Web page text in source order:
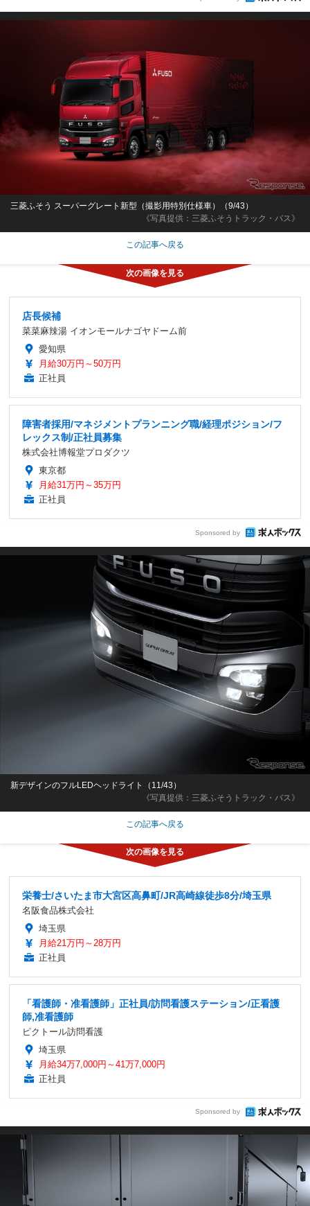
《写真提供：三菱ふそうトラック・バス》
三菱ふそう スーパーグレート新型（撮影用特別仕様車）（9/43）
この記事へ戻る
店長候補
菜菜麻辣湯 イオンモールナゴヤドーム前
愛知県
月給30万円～50万円
正社員
障害者採用/マネジメントプランニング職/経理ポジション/フ
レックス制/正社員募集
株式会社博報堂プロダクツ
東京都
月給31万円～35万円
正社員
Sponsored by
《写真提供：三菱ふそうトラック・バス》
新デザインのフルLEDヘッドライト（11/43）
この記事へ戻る
栄養士/さいたま市大宮区高鼻町/JR高崎線徒歩8分/埼玉県
名阪食品株式会社
埼玉県
月給21万円～28万円
正社員
「看護師・准看護師」正社員/訪問看護ステーション/正看護
師,准看護師
ピクトール訪問看護
埼玉県
月給34万7,000円～41万7,000円
正社員
Sponsored by